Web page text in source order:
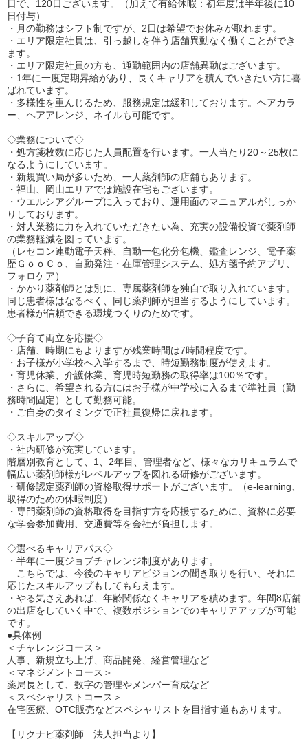
日で、120日ございます。（加えて有給休暇：初年度は半年後に10
日付与）
・月の勤務はシフト制ですが、2日は希望でお休みが取れます。
・エリア限定社員は、引っ越しを伴う店舗異動なく働くことができ
ます。
・エリア限定社員の方も、通勤範囲内の店舗異動はございます。
・1年に一度定期昇給があり、長くキャリアを積んでいきたい方に喜
ばれています。
・多様性を重んじるため、服務規定は緩和しております。ヘアカラ
ー、ヘアアレンジ、ネイルも可能です。
◇業務について◇
・処方箋枚数に応じた人員配置を行います。一人当たり20～25枚に
なるようにしています。
・新規買い局が多いため、一人薬剤師の店舗もあります。
・福山、岡山エリアでは施設在宅もございます。
・ウエルシアグループに入っており、運用面のマニュアルがしっか
りしております。
・対人業務に力を入れていただきたい為、充実の設備投資で薬剤師
の業務軽減を図っています。
（レセコン連動電子天秤、自動一包化分包機、鑑査レンジ、電子薬
歴ＧｏｏＣｏ、自動発注・在庫管理システム、処方箋予約アプリ、
フォロケア）
・かかり薬剤師とは別に、専属薬剤師を独自で取り入れています。
同じ患者様はなるべく、同じ薬剤師が担当するようにしています。
患者様が信頼できる環境つくりのためです。
◇子育て両立を応援◇
・店舗、時期にもよりますが残業時間は7時間程度です。
・お子様が小学校へ入学するまで、時短勤務制度が使えます。
・育児休業、介護休業、育児時短勤務の取得率は100％です。
・さらに、希望される方にはお子様が中学校に入るまで準社員（勤
務時間固定）として勤務可能。
・ご自身のタイミングで正社員復帰に戻れます。
◇スキルアップ◇
・社内研修が充実しています。
階層別教育として、1、2年目、管理者など、様々なカリキュラムで
幅広い薬剤師様がレベルアップを図れる研修がございます。
・研修認定薬剤師の資格取得サポートがございます。（e-learning、
取得のための休暇制度）
・専門薬剤師の資格取得を目指す方を応援するために、資格に必要
な学会参加費用、交通費等を会社が負担します。
◇選べるキャリアパス◇
・半年に一度ジョブチャレンジ制度があります。
こちらでは、今後のキャリアビジョンの聞き取りを行い、それに
応じたスキルアップもしてもらえます。
・やる気さえあれば、年齢関係なくキャリアを積めます。年間8店舗
の出店をしていく中で、複数ポジションでのキャリアアップが可能
です。
●具体例
＜チャレンジコース＞
人事、新規立ち上げ、商品開発、経営管理など
＜マネジメントコース＞
薬局長として、数字の管理やメンバー育成など
＜スペシャリストコース＞
在宅医療、OTC販売などスペシャリストを目指す道もあります。
【リクナビ薬剤師 法人担当より】